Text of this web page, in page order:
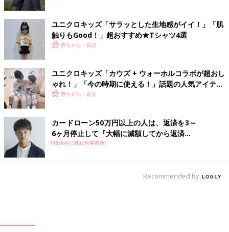
ユニクロキッズ「サラッとした生地感がイイ！」「肌
触りもGood！」超おすすめ★Tシャツ4選
赤ちゃん・育児
ユニクロキッズ「カウズ + ウォーホルコラボが超おし
ゃれ！」「今の時期に使える！」話題の人気アイテム
4選赤ちゃん・育児
カードローン50万円以上の人は、返済を3～
6ヶ月停止して『大幅に減額してから返済...
PR(渋谷法務総合事務所)
Recommended by